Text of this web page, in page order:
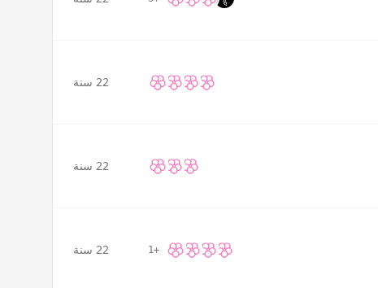
22 سنة
22 سنة
+1 22 سنة